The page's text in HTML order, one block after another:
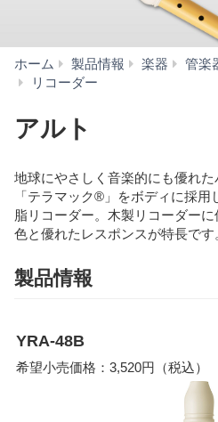
ホーム 製品情報 楽器
管楽
リコーダー
アルト
地球にやさしく音楽的にも優れ
「テラマック®」をボディに採
脂リコーダー。木製リコーダー
色と優れたレスポンスが特長です
製品情報
YRA-48B
希望小売価格：3,520円（税込）